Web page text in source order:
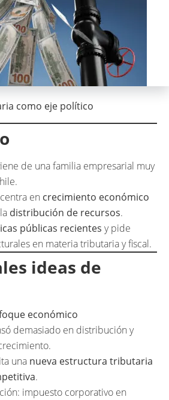
como eje político
de una familia empresarial muy
en crecimiento económico
distribución de recursos.
públicas recientes y pide
en materia tributaria y fiscal.
ideas de
económico
demasiado en distribución y
una nueva estructura tributaria
.
impuesto corporativo en